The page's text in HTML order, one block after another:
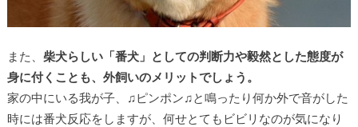
また、 柴犬らしい「番犬」としての判断力や毅然とした態度が
身に付くことも、外飼いのメリットでしょう。
家の中にいる我が子、♫ピンポン♫と鳴ったり何か外で音がした
時には番犬反応をしますが、何せとてもビビリなのが気になり